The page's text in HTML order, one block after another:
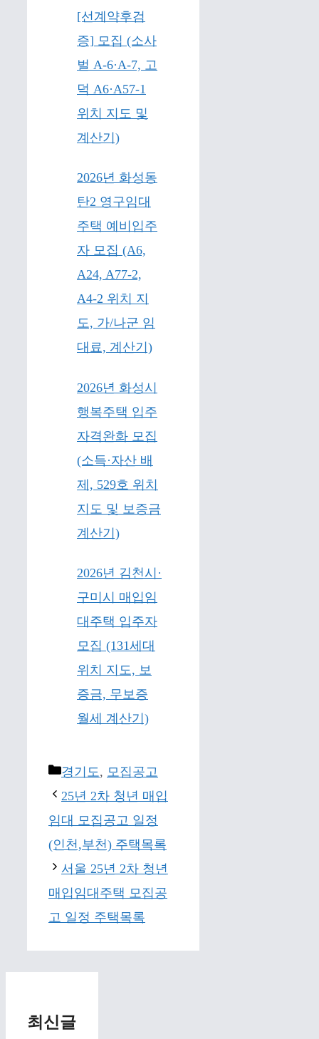
[선계약후검
증] 모집 (소사
벌 A-6·A-7, 고
덕 A6·A57-1
위치 지도 및
계산기)
2026년 화성동
탄2 영구임대
주택 예비입주
자 모집 (A6,
A24, A77-2,
A4-2 위치 지
도, 가/나군 임
대료, 계산기)
2026년 화성시
행복주택 입주
자격완화 모집
(소득·자산 배
제, 529호 위치
지도 및 보증금
계산기)
2026년 김천시·
구미시 매입임
대주택 입주자
모집 (131세대
위치 지도, 보
증금, 무보증
월세 계산기)
Categories
경기도 , 모집공고
25년 2차 청년 매입
임대 모집공고 일정
(인천,부천) 주택목록
서울 25년 2차 청년
매입임대주택 모집공
고 일정 주택목록
최신글